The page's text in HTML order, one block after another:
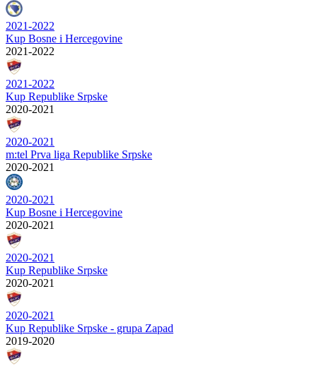
2021-2022
Kup Bosne i Hercegovine
2021-2022
2021-2022
Kup Republike Srpske
2020-2021
2020-2021
m:tel Prva liga Republike Srpske
2020-2021
2020-2021
Kup Bosne i Hercegovine
2020-2021
2020-2021
Kup Republike Srpske
2020-2021
2020-2021
Kup Republike Srpske - grupa Zapad
2019-2020